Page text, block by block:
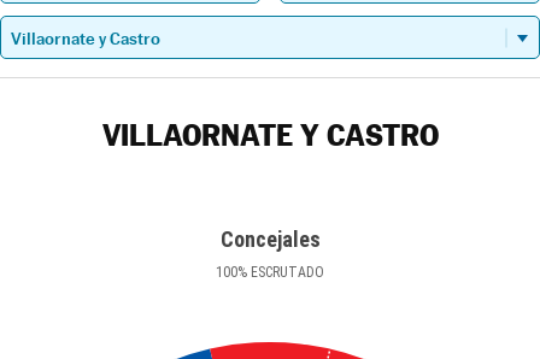
VILLAORNATE Y CASTRO
Concejales
100% ESCRUTADO